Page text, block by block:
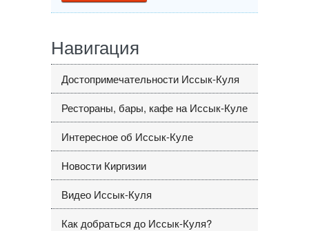
Навигация
Достопримечательности Иссык-Куля
Рестораны, бары, кафе на Иссык-Куле
Интересное об Иссык-Куле
Новости Киргизии
Видео Иссык-Куля
Как добраться до Иссык-Куля?